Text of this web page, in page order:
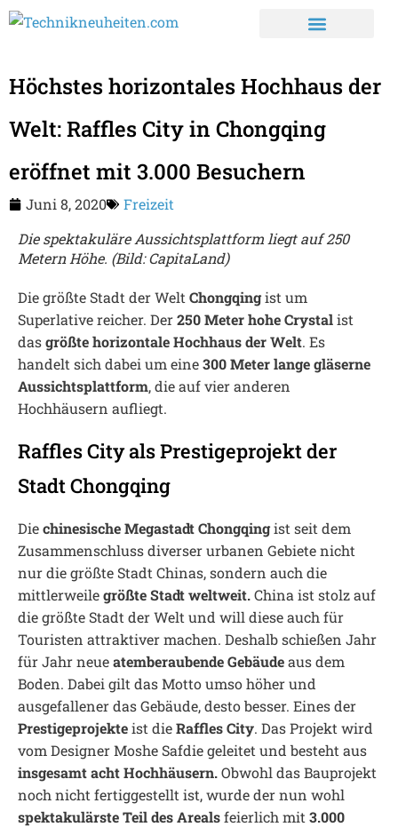
Höchstes horizontales Hochhaus der
Welt: Raffles City in Chongqing
eröffnet mit 3.000 Besuchern
Juni 8, 2020
Freizeit
Die spektakuläre Aussichtsplattform liegt auf 250
Metern Höhe. (Bild: CapitaLand)
Die größte Stadt der Welt Chongqingist um
Superlative reicher. Der250 Meter hoheCrystalist
dasgrößte horizontale Hochhaus der Welt. Es
handelt sich dabei um eine300 Meter lange gläserne
Aussichtsplattform, die auf vier anderen
Hochhäusern aufliegt.
Raffles City als Prestigeprojekt der
Stadt Chongqing
Diechinesische Megastadt Chongqingist seit dem
Zusammenschluss diverser urbanen Gebiete nicht
nur die größte Stadt Chinas, sondern auch die
mittlerweilegrößte Stadt weltweit.China ist stolz auf
die größte Stadt der Welt und will diese auch für
Touristen attraktiver machen. Deshalb schießen Jahr
für Jahr neueatemberaubende Gebäudeaus dem
Boden. Dabei gilt das Motto umso höher und
ausgefallener das Gebäude, desto besser. Eines der
Prestigeprojekteist dieRaffles City. Das Projekt wird
vom Designer Moshe Safdie geleitet und besteht aus
insgesamt acht Hochhäusern.Obwohl das Bauprojekt
noch nicht fertiggestellt ist, wurde der nun wohl
spektakulärste Teil des Arealsfeierlich mit 3.000